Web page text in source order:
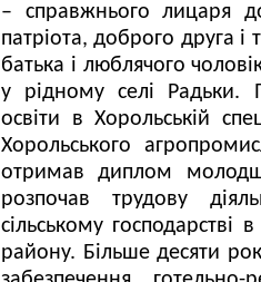
– справжнього лицаря
патріота, доброго друга
батька і люблячого
у рідному селі Радьки.
освіти в Хорольській
Хорольського
отримав диплом
розпочав трудову
сільському господарстві
району. Більше десяти